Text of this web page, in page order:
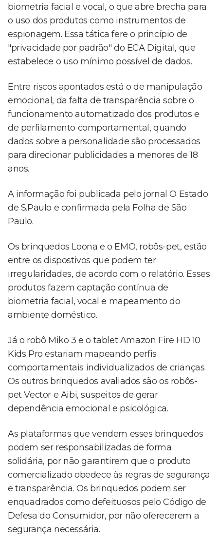
biometria facial e vocal, o que abre brecha para
o uso dos produtos como instrumentos de
espionagem. Essa tática fere o princípio de
"privacidade por padrão" do ECA Digital, que
estabelece o uso mínimo possível de dados.
Entre riscos apontados está o de manipulação
emocional, da falta de transparência sobre o
funcionamento automatizado dos produtos e
de perfilamento comportamental, quando
dados sobre a personalidade são processados
para direcionar publicidades a menores de 18
anos.
A informação foi publicada pelo jornal O Estado
de S.Paulo e confirmada pela Folha de São
Paulo.
Os brinquedos Loona e o EMO, robôs-pet, estão
entre os dispostivos que podem ter
irregularidades, de acordo com o relatório. Esses
produtos fazem captação contínua de
biometria facial, vocal e mapeamento do
ambiente doméstico.
Já o robô Miko 3 e o tablet Amazon Fire HD 10
Kids Pro estariam mapeando perfis
comportamentais individualizados de crianças.
Os outros brinquedos avaliados são os robôs-
pet Vector e Aibi, suspeitos de gerar
dependência emocional e psicológica.
As plataformas que vendem esses brinquedos
podem ser responsabilizadas de forma
solidária, por não garantirem que o produto
comercializado obedece às regras de segurança
e transparência. Os brinquedos podem ser
enquadrados como defeituosos pelo Código de
Defesa do Consumidor, por não oferecerem a
segurança necessária.